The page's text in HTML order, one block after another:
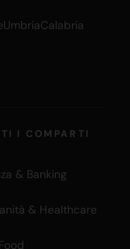
UmbriaCalabria
I COMPARTI
& Banking
& Healthcare